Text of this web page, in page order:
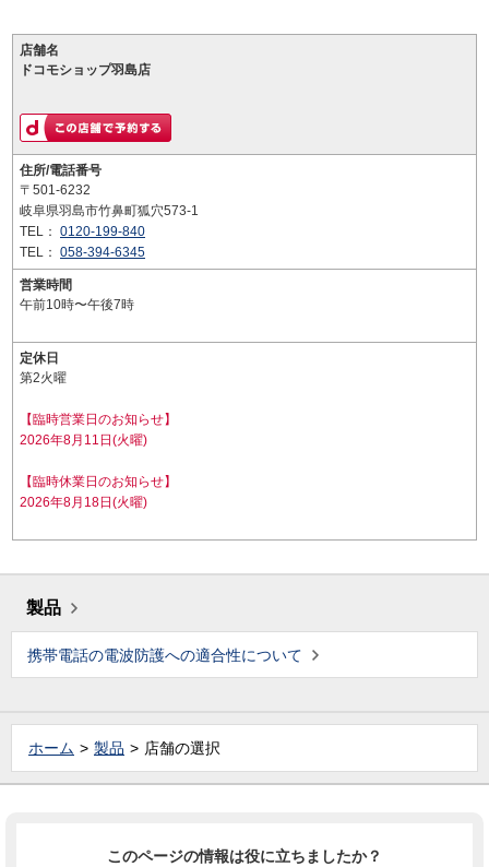
店舗名
ドコモショップ羽島店
住所/電話番号
〒501-6232
岐阜県羽島市竹鼻町狐穴573-1
TEL： 0120-199-840
TEL： 058-394-6345
営業時間
午前10時〜午後7時
定休日
第2火曜
【臨時営業日のお知らせ】
2026年8月11日(火曜)
【臨時休業日のお知らせ】
2026年8月18日(火曜)
製品
携帯電話の電波防護への適合性について
ホーム 製品 店舗の選択
このページの情報は役に立ちましたか？